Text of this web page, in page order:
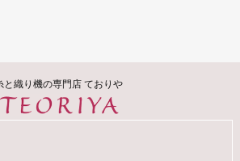
と織り機の専門店 ておりや